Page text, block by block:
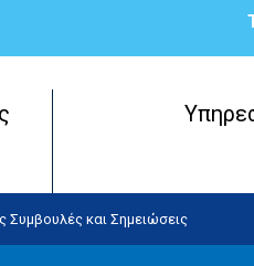
Συμβουλές και Σημειώσεις